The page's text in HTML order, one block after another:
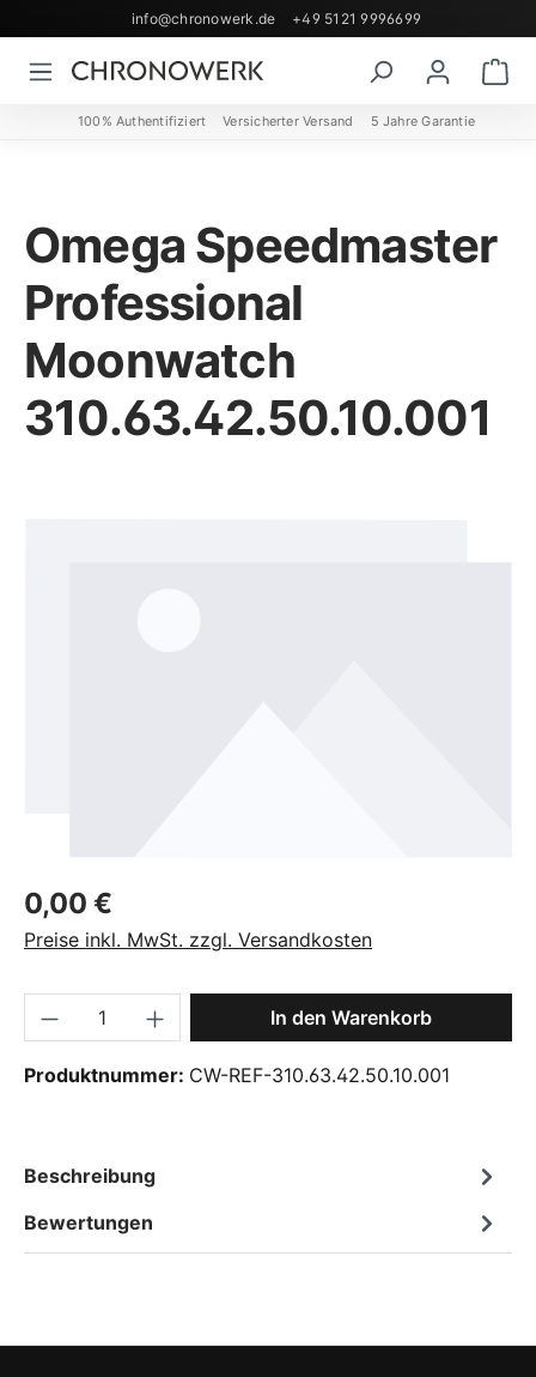
Zum Hauptinhalt springen
info@chronowerk.de +49 5121 9996699
100% Authentifiziert Versicherter Versand 5 Jahre Garantie
Omega Speedmaster
Professional
Moonwatch
310.63.42.50.10.001
Regulärer Preis:
0,00 €
Preise inkl. MwSt. zzgl. Versandkosten
Produkt Anzahl: Gib den gewünschten
In den Warenkorb
Produktnummer: CW-REF-310.63.42.50.10.001
Beschreibung
Bewertungen